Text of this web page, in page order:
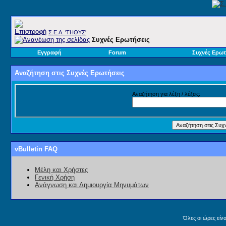
Σ.E.A. 'ΤΗΘΥΣ'
Συχνές Ερωτήσεις
Εγγραφή Forum Συχνές
Αναζήτηση στις Συχνές Ερωτήσεις
Αναζήτηση για λέξη / λέξεις:
vBulletin FAQ
Μέλη και Χρήστες
Γενική Χρήση
Ανάγνωση και Δημιουργία Μηνυμάτων
Όλες οι ώρες